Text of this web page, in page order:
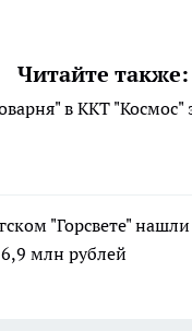
Читайте также:
в ККТ "Космос"
"Горсвете"
млн рублей